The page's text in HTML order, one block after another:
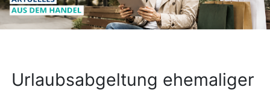
Urlaubsabgeltung ehemaliger